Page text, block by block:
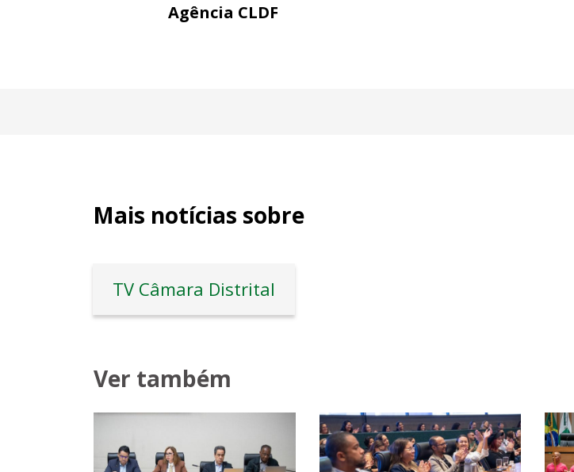
Agência CLDF
Mais notícias sobre
TV Câmara Distrital
Ver também